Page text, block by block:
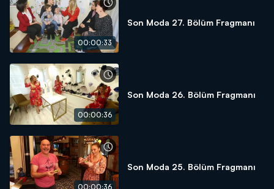
00:00:33
Son Moda 27. Bölüm Fragmanı
00:00:36
Son Moda 26. Bölüm Fragmanı
00:00:36
Son Moda 25. Bölüm Fragmanı